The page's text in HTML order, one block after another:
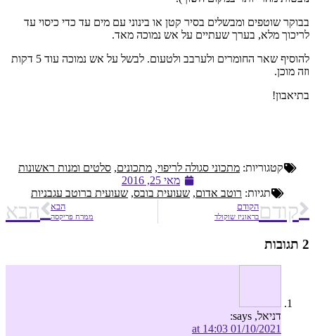
בבוקר שוטפים ומבשלים בסיר קטן או בינוני עם מים עד כדי כיסוי עד
לריכוך מלא, בערך שעתיים על אש נמוכה מאד.
להוסיף שאר החומרים ולערבב ולטעום. לבשל על אש נמוכה עוד 5 דקות
וזה מוכן.
בתיאבון!
קטגוריות: מתכוני סגולה לריפוי, מתכונים, סלטים ומנות ראשונות
מאי 25, 2016
תגיות: רוטב אדום, שעועית בובס, שעועית ברוטב עגבניות
קודםהקודם
בראוניז שוקולד
הבא
ממרח פריקסה הבא
2 תגובות
דניאל, says:
01/10/2021 at 14:03